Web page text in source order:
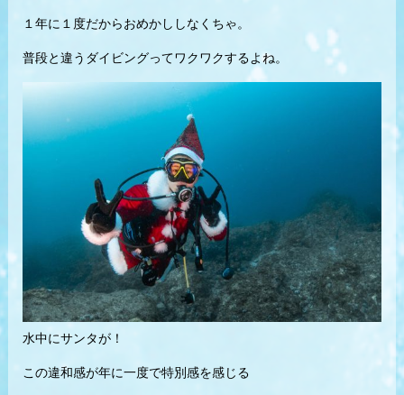
１年に１度だからおめかししなくちゃ。
普段と違うダイビングってワクワクするよね。
水中にサンタが！
この違和感が年に一度で特別感を感じる